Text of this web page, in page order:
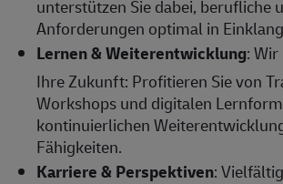
unterstützen Sie dabei, berufliche
Anforderungen optimal in
Lernen & Weiterentwicklung:
Ihre Zukunft: Profitieren Sie von
Workshops und digitalen
kontinuierlichen
Fähigkeiten.
Karriere & Perspektiven: